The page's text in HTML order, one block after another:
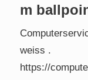
m
weiss .
https://